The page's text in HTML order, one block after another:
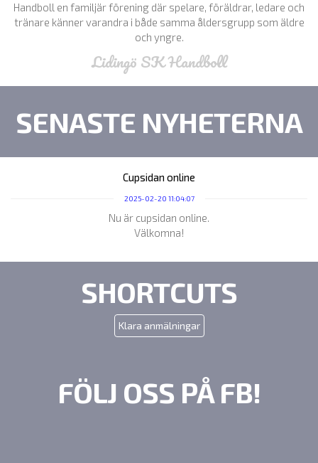
Handboll en familjär förening där spelare, föräldrar, ledare och
tränare känner varandra i både samma åldersgrupp som äldre
och yngre.
Lidingö SK Handboll
SENASTE NYHETERNA
Cupsidan online
2025-02-20 11:04:07
Nu är cupsidan online.
Välkomna!
SHORTCUTS
Klara anmälningar
FÖLJ OSS PÅ FB!